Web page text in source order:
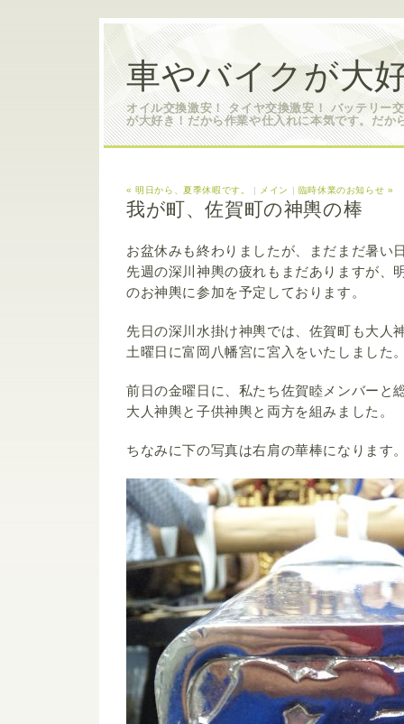
車やバイクが大
オイル交換激安！ タイヤ交換激安！ バッテリー
が大好き！だから作業や仕入れに本気です。だか
« 明日から、夏季休暇です。 | メイン | 臨時休業のお知らせ »
我が町、佐賀町の神輿の棒
お盆休みも終わりましたが、まだまだ暑い
先週の深川神輿の疲れもまだありますが、
のお神輿に参加を予定しております。
先日の深川水掛け神輿では、佐賀町も大人
土曜日に富岡八幡宮に宮入をいたしました
前日の金曜日に、私たち佐賀睦メンバーと
大人神輿と子供神輿と両方を組みました。
ちなみに下の写真は右肩の華棒になります